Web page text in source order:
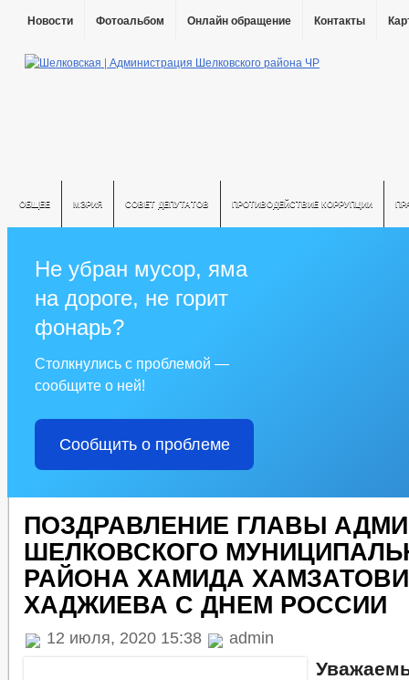
Новости Фотоальбом Онлайн обращение Контакты
ОБЩЕЕ МЭРИЯ СОВЕТ ДЕПУТАТОВ ПРОТИВОДЕЙСТВИЕ КОРРУПЦИИ
Не убран мусор, яма
на дороге, не горит
фонарь?
Столкнулись с проблемой —
сообщите о ней!
Сообщить о проблеме
ПОЗДРАВЛЕНИЕ ГЛАВЫ
ШЕЛКОВСКОГО
РАЙОНА ХАМИДА
ХАДЖИЕВА С ДНЕМ РОССИИ
12 июля, 2020 15:38 admin